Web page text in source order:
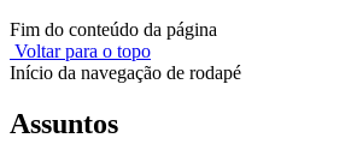
Fim do conteúdo da página
Voltar para o topo
Início da navegação de rodapé
Assuntos